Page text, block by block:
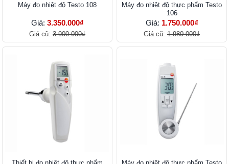
Máy đo nhiệt độ Testo 108
Giá: 3.350.000₫
Giá cũ: 3.900.000₫
Máy đo nhiệt độ thực phẩm Testo
106
Giá: 1.750.000₫
Giá cũ: 1.980.000₫